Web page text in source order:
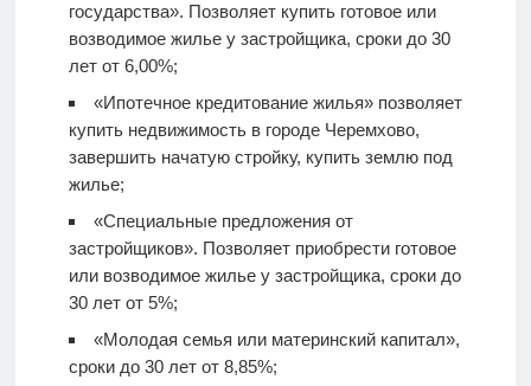
государства». Позволяет купить готовое или
возводимое жилье у застройщика, сроки до 30
лет от 6,00%;
«Ипотечное кредитование жилья» позволяет
купить недвижимость в городе Черемхово,
завершить начатую стройку, купить землю под
жилье;
«Специальные предложения от
застройщиков». Позволяет приобрести готовое
или возводимое жилье у застройщика, сроки до
30 лет от 5%;
«Молодая семья или материнский капитал»,
сроки до 30 лет от 8,85%;